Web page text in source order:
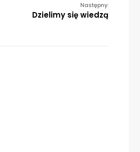
Następny:
Dzielimy się wiedzą